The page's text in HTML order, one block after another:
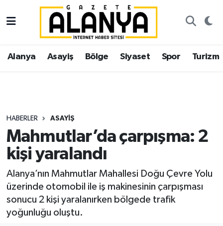
Alanya Asayiş Bölge Siyaset Spor Turizm
HABERLER ASAYIŞ
Mahmutlar’da çarpışma: 2
kişi yaralandı
Alanya’nın Mahmutlar Mahallesi Doğu Çevre Yolu
üzerinde otomobil ile iş makinesinin çarpışması
sonucu 2 kişi yaralanırken bölgede trafik
yoğunluğu oluştu.
Alanya
Asayiş
Siyaset
Spor
Turizm
Ekonomi
Gazipaşa
İstanbul Nöbetçi Eczaneler
İstanbul Hava Durumu
Süper Lig Puan Durumu ve Fikstür
Tüm Manşetler
Son Dakika Haberleri
Haber Arşivi